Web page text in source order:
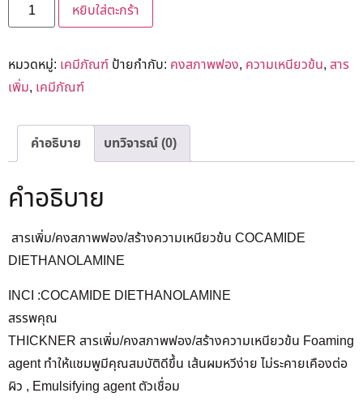
หยิบใส่ตะกร้า
หมวดหมู่: เคมีภัณฑ์ ป้ายกำกับ: คงสภาพฟอง, ความเหนียวข้น, สาร
เพิ่ม, เคมีภัณฑ์
คำอธิบาย บทวิจารณ์ (0)
คำอธิบาย
สารเพิ่ม/คงสภาพฟอง/สร้างความเหนียวข้น COCAMIDE
DIETHANOLAMINE
INCI :COCAMIDE DIETHANOLAMINE
สรรพคุณ
THICKNER สารเพิ่ม/คงสภาพฟอง/สร้างความเหนียวข้น Foaming
agent ทำให้แชมพูมีคุณสมบัติดีขึ้น เส้นผมหวีง่าย ไม่ระคายเคืองต่อ
ผิว , Emulsifying agent ตัวเชื่อม